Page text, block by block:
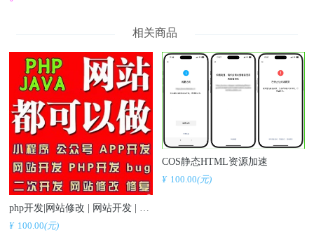
相关商品
php开发|网站修改 | 网站开发 | 网站仿制 | 定制开发 | 仿站.安装.建站.修改.bug修复.宝塔搭建.源码修复.源码安装 低价仿站
¥ 100.00(元)
COS静态HTML资源加速
¥ 100.00(元)